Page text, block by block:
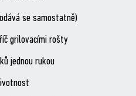
se samostatně)
grilovacími rošty
jednou rukou